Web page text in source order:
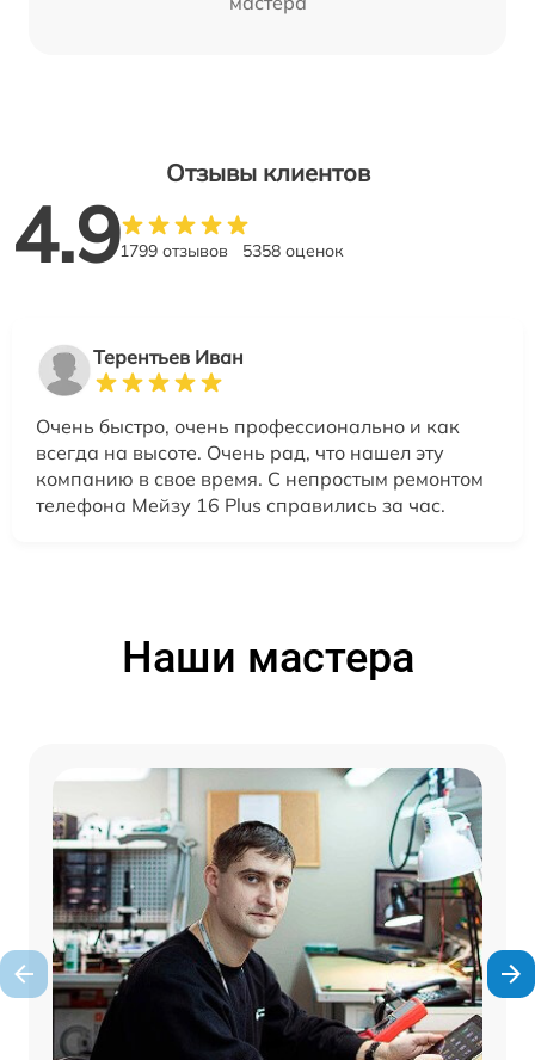
Отзывы клиентов
4.91799 отзывов 5358 оценок
Терентьев Иван
Очень быстро, очень профессионально и как
всегда на высоте. Очень рад, что нашел эту
компанию в свое время. С непростым ремонтом
телефона Мейзу 16 Plus справились за час.
Наши мастера